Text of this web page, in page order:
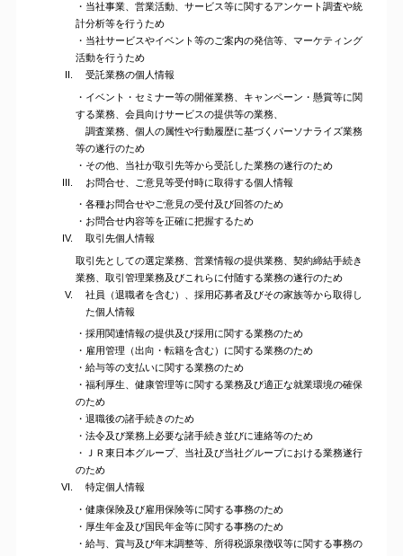
・当社事業、営業活動、サービス等に関するアンケート調査や統
計分析等を行うため
・当社サービスやイベント等のご案内の発信等、マーケティング
活動を行うため
受託業務の個人情報
・イベント・セミナー等の開催業務、キャンペーン・懸賞等に関
する業務、会員向けサービスの提供等の業務、
調査業務、個人の属性や行動履歴に基づくパーソナライズ業務
等の遂行のため
・その他、当社が取引先等から受託した業務の遂行のため
お問合せ、ご意見等受付時に取得する個人情報
・各種お問合せやご意見の受付及び回答のため
・お問合せ内容等を正確に把握するため
取引先個人情報
取引先としての選定業務、営業情報の提供業務、契約締結手続き
業務、取引管理業務及びこれらに付随する業務の遂行のため
社員（退職者を含む）、採用応募者及びその家族等から取得し
た個人情報
・採用関連情報の提供及び採用に関する業務のため
・雇用管理（出向・転籍を含む）に関する業務のため
・給与等の支払いに関する業務のため
・福利厚生、健康管理等に関する業務及び適正な就業環境の確保
のため
・退職後の諸手続きのため
・法令及び業務上必要な諸手続き並びに連絡等のため
・ＪＲ東日本グループ、当社及び当社グループにおける業務遂行
のため
特定個人情報
・健康保険及び雇用保険等に関する事務のため
・厚生年金及び国民年金等に関する事務のため
・給与、賞与及び年末調整等、所得税源泉徴収等に関する事務の